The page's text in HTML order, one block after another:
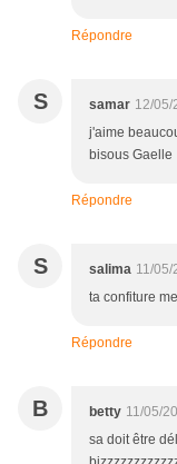
Répondre
S samar 12/05/
j'aime
bisous Gaelle
Répondre
S salima 11/05/
ta confiture
Répondre
B betty 11/05/
sa doit être